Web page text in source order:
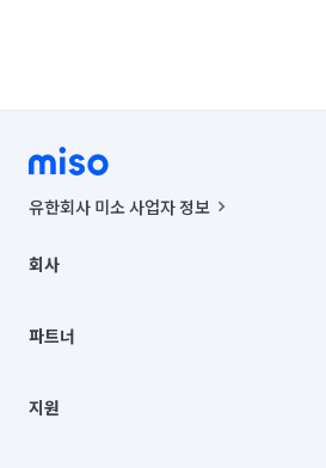
유한회사 미소 사업자 정보
00019 |
주소 | 본사: 서울특별시 종로구 율곡로 6(중
컨택센터 : 서울특별시 종로구 수송동 율곡로
상품, 상품정보, 거래에 관한 의무와 책임은 거
언론 보도 관련 문의:
회사
채용
파트너
이사
지원